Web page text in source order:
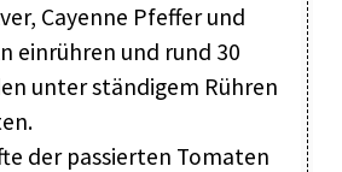
Cayenne Pfeffer und
einrühren und rund 30
unter ständigem Rühren
der passierten Tomaten